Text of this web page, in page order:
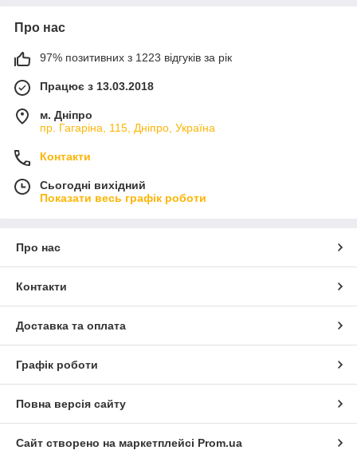
Про нас
97% позитивних з 1223 відгуків за рік
Працює з 13.03.2018
м. Дніпро
пр. Гагаріна, 115, Дніпро, Україна
Контакти
Сьогодні вихідний
Показати весь графік роботи
Про нас
Контакти
Доставка та оплата
Графік роботи
Повна версія сайту
Сайт створено на маркетплейсі Prom.ua